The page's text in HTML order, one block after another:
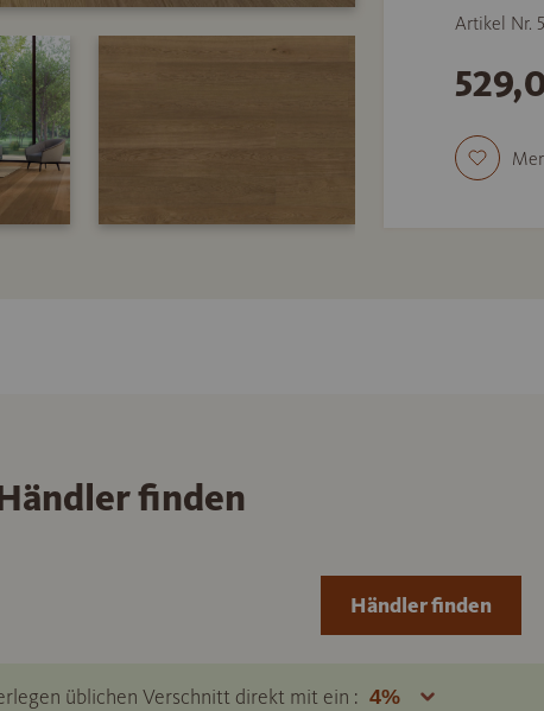
Artikel Nr.
finden
üblichen Verschnitt direkt mit ein :
Händler finden